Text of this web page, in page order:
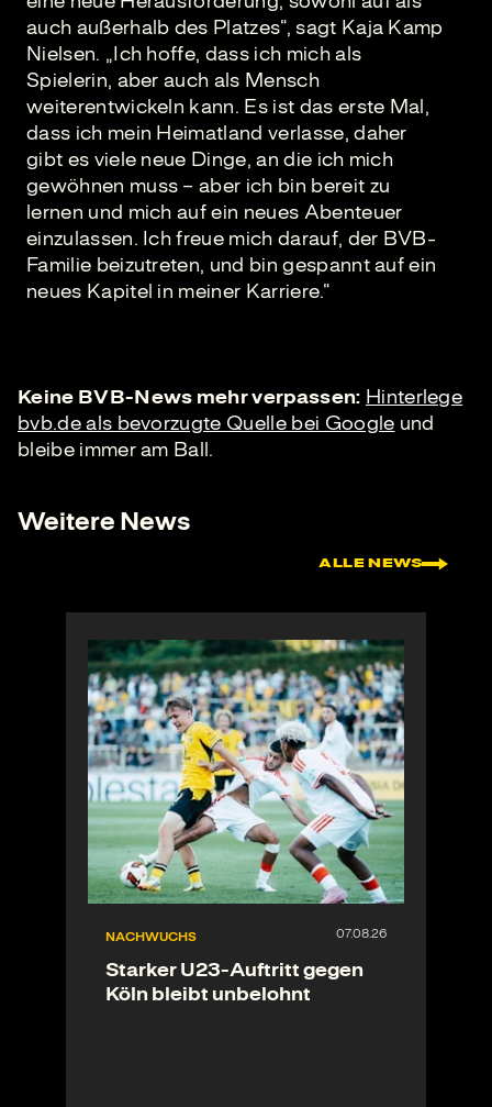
auch außerhalb des Platzes“, sagt Kaja Kamp
Nielsen. „Ich hoffe, dass ich mich als
Spielerin, aber auch als Mensch
weiterentwickeln kann. Es ist das erste Mal,
dass ich mein Heimatland verlasse, daher
gibt es viele neue Dinge, an die ich mich
gewöhnen muss – aber ich bin bereit zu
lernen und mich auf ein neues Abenteuer
einzulassen. Ich freue mich darauf, der BVB-
Familie beizutreten, und bin gespannt auf ein
neues Kapitel in meiner Karriere.“
Keine BVB-News mehr verpassen: Hinterlege
bvb.de als bevorzugte Quelle bei Google und
bleibe immer am Ball.
Weitere News
ALLE NEWS
NACHWUCHS
Starker U23-Auftritt gegen
Köln bleibt unbelohnt